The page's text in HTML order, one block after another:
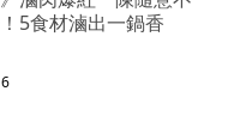
5食材滷出一鍋香